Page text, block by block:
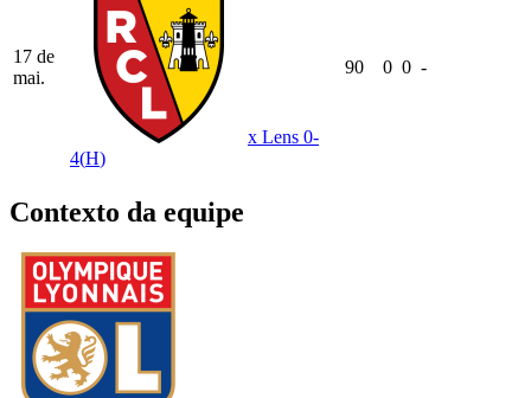
17 de
mai.
x Lens 0-
4(H)
90 0 0 -
Contexto da equipe